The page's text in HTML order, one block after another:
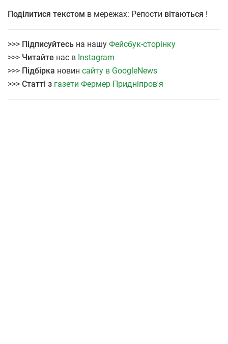
Поділитися текстом в мережах: Репости вітаються !
>>> Підписуйтесь на нашу Фейсбук-сторінку
>>> Читайте нас в Instagram
>>> Підбірка новин сайту в GoogleNews
>>> Статті з газети Фермер Придніпров'я